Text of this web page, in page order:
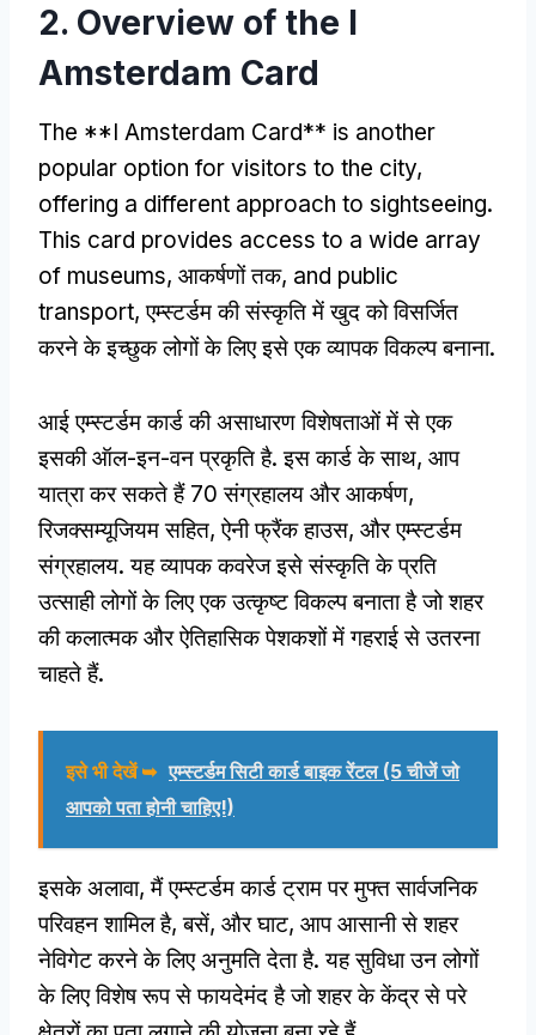
2. Overview of the I
Amsterdam Card
The **I Amsterdam Card** is another
popular option for visitors to the city,
offering a different approach to sightseeing.
This card provides access to a wide array
of museums, आकर्षणों तक, and public
transport, एम्स्टर्डम की संस्कृति में खुद को विसर्जित
करने के इच्छुक लोगों के लिए इसे एक व्यापक विकल्प बनाना.
आई एम्स्टर्डम कार्ड की असाधारण विशेषताओं में से एक
इसकी ऑल-इन-वन प्रकृति है. इस कार्ड के साथ, आप
यात्रा कर सकते हैं 70 संग्रहालय और आकर्षण,
रिजक्सम्यूजियम सहित, ऐनी फ्रैंक हाउस, और एम्स्टर्डम
संग्रहालय. यह व्यापक कवरेज इसे संस्कृति के प्रति
उत्साही लोगों के लिए एक उत्कृष्ट विकल्प बनाता है जो शहर
की कलात्मक और ऐतिहासिक पेशकशों में गहराई से उतरना
चाहते हैं.
इसे भी देखें ➥ एम्स्टर्डम सिटी कार्ड बाइक रेंटल (5 चीजें जो
आपको पता होनी चाहिए!)
इसके अलावा, मैं एम्स्टर्डम कार्ड ट्राम पर मुफ्त सार्वजनिक
परिवहन शामिल है, बसें, और घाट, आप आसानी से शहर
नेविगेट करने के लिए अनुमति देता है. यह सुविधा उन लोगों
के लिए विशेष रूप से फायदेमंद है जो शहर के केंद्र से परे